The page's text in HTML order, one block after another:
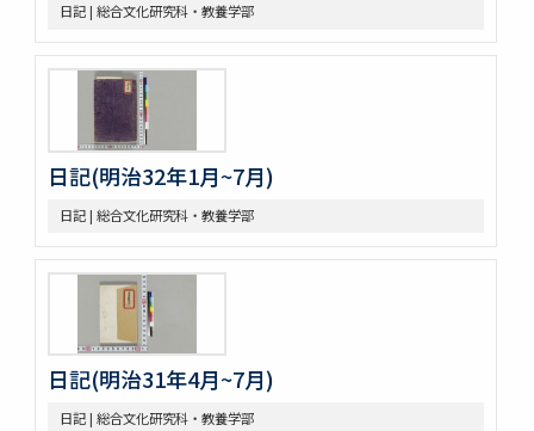
日記 | 総合文化研究科・教養学部
日記(明治32年1月~7月)
日記 | 総合文化研究科・教養学部
日記(明治31年4月~7月)
日記 | 総合文化研究科・教養学部